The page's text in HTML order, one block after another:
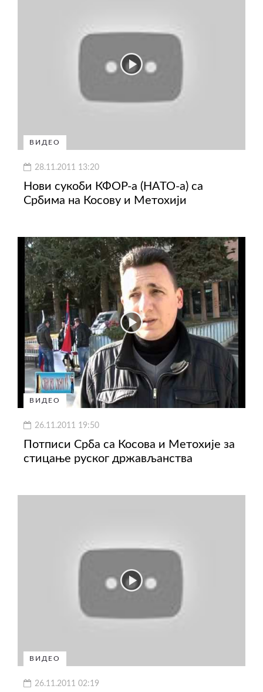
ВИДЕО
28.11.2011 13:20
Нови сукоби КФОР-а (НАТО-а) са
Србима на Косову и Метохији
ВИДЕО
26.11.2011 19:50
Потписи Срба са Косова и Метохије за
стицање руског држављанства
ВИДЕО
26.11.2011 02:19